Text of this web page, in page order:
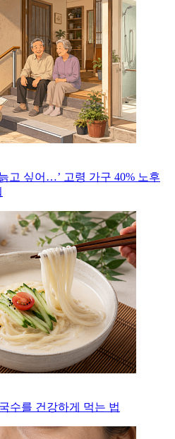
고 싶어…’ 고령 가구 40% 노후
수를 건강하게 먹는 법